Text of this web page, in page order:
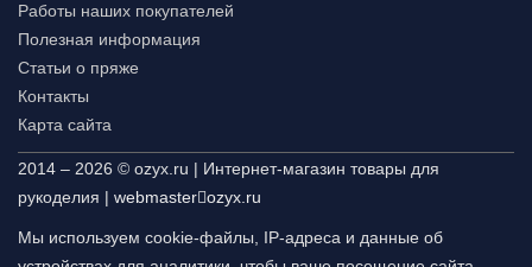
Работы наших покупателей
Полезная информация
Статьи о пряже
Контакты
Карта сайта
2014 – 2026 © ozyx.ru | Интернет-магазин товары для
рукоделия | webmaster ozyx.ru
Мы используем cookie-файлы, IP-адреса и данные об